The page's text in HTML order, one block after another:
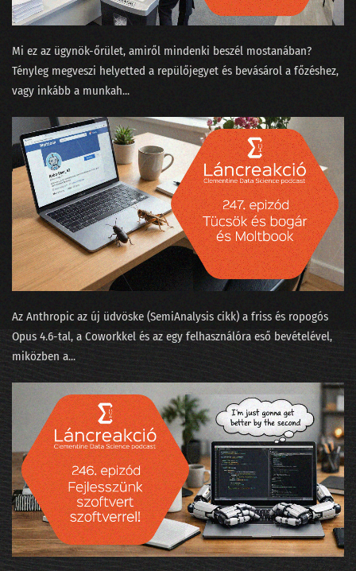
069 - Mekkora az adatértés minimuma?
068 - Gépi tanulás a kiállítóteremben
067 - Mókusvakítás-e a hiperperszonalizáció?
066 - A Nagy Gravity-exit
065 - MNB Fintech jelentés
064 - A maciddal beszélgetsz inkább, vagy LaMDÁ-val?
063 - A nagy cicabűnöző, mint általános MI
062 - Halott színészek hamis videókban
061 - Az AI hőse és egy robot fényképezőgép nélkül
060 - Felesleges AI és a hasznos szuperappok
059 - Yang Győző: nyelvi modellek
058 - Élőzés a dataSTREAM 2022 konferencián
057 - Quora.com barangolás a gépi tanulás körül
056 - Tikk Domonkos: Az ajánlórendszer-üzlet
055 - A gépi tanulás algoritmusai
054 - Tényleg, milyen nagy a Big Data?
053 - Tikk Domonkos: a Gravity-sztori
Mi ez az ügynök-őrület, amiről mindenki beszél mostanában?
Tényleg megveszi helyetted a repülőjegyet és bevásárol a főzéshez,
vagy inkább a munkah...
Az Anthropic az új üdvöske (SemiAnalysis cikk⁠) a friss és ropogós
Opus 4.6-tal, a Coworkkel és az ⁠egy felhasználóra eső bevételével⁠,
miközben a...